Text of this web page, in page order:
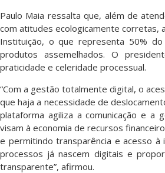
Paulo Maia ressalta que, além de
com atitudes ecologicamente corretas,
Instituição, o que representa 50%
produtos assemelhados. O
praticidade e celeridade processual.
“Com a gestão totalmente digital, o
que haja a necessidade de
plataforma agiliza a comunicação e a
visam à economia de recursos
e permitindo transparência e acesso
processos já nascem digitais e
transparente”, afirmou.